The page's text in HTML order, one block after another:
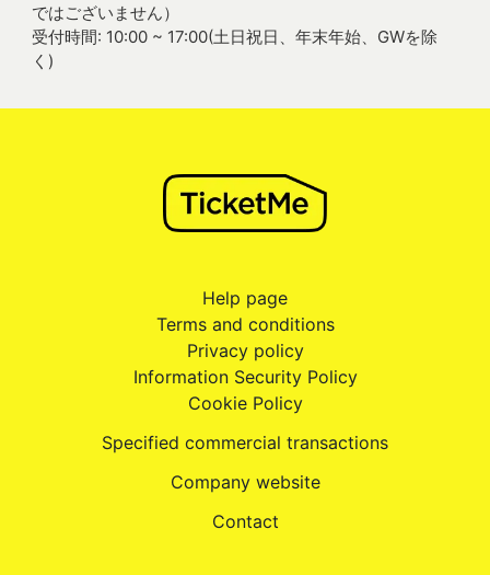
ではございません）
受付時間: 10:00 ~ 17:00(土日祝日、年末年始、GWを除
く)
Help page
Terms and conditions
Privacy policy
Information Security Policy
Cookie Policy
Specified commercial transactions
Company website
Contact